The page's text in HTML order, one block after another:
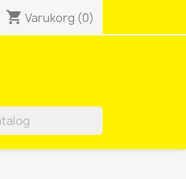
shopping_cart Varukorg (0)